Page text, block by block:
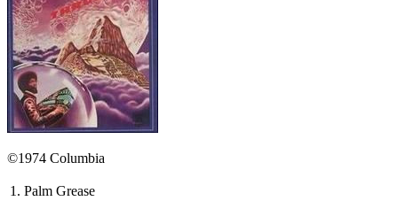
©1974 Columbia
1. Palm Grease